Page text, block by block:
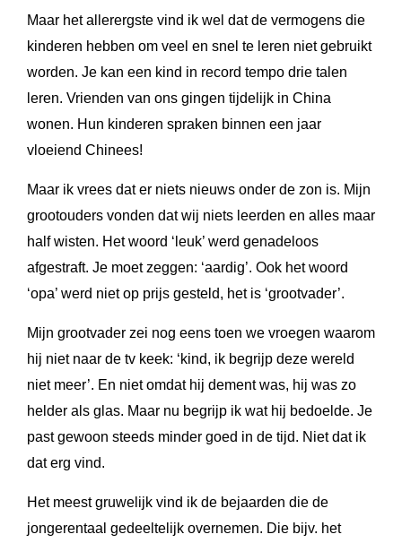
Maar het allerergste vind ik wel dat de vermogens die
kinderen hebben om veel en snel te leren niet gebruikt
worden. Je kan een kind in record tempo drie talen
leren. Vrienden van ons gingen tijdelijk in China
wonen. Hun kinderen spraken binnen een jaar
vloeiend Chinees!
Maar ik vrees dat er niets nieuws onder de zon is. Mijn
grootouders vonden dat wij niets leerden en alles maar
half wisten. Het woord ‘leuk’ werd genadeloos
afgestraft. Je moet zeggen: ‘aardig’. Ook het woord
‘opa’ werd niet op prijs gesteld, het is ‘grootvader’.
Mijn grootvader zei nog eens toen we vroegen waarom
hij niet naar de tv keek: ‘kind, ik begrijp deze wereld
niet meer’. En niet omdat hij dement was, hij was zo
helder als glas. Maar nu begrijp ik wat hij bedoelde. Je
past gewoon steeds minder goed in de tijd. Niet dat ik
dat erg vind.
Het meest gruwelijk vind ik de bejaarden die de
jongerentaal gedeeltelijk overnemen. Die bijv. het